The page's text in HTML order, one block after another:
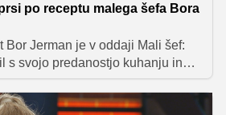
po receptu malega šefa Bora
Bor Jerman je v oddaji Mali šef:
s svojo predanostjo kuhanju in
s chefom Jorgom sta njegov
prsi nadgradila s kremnim